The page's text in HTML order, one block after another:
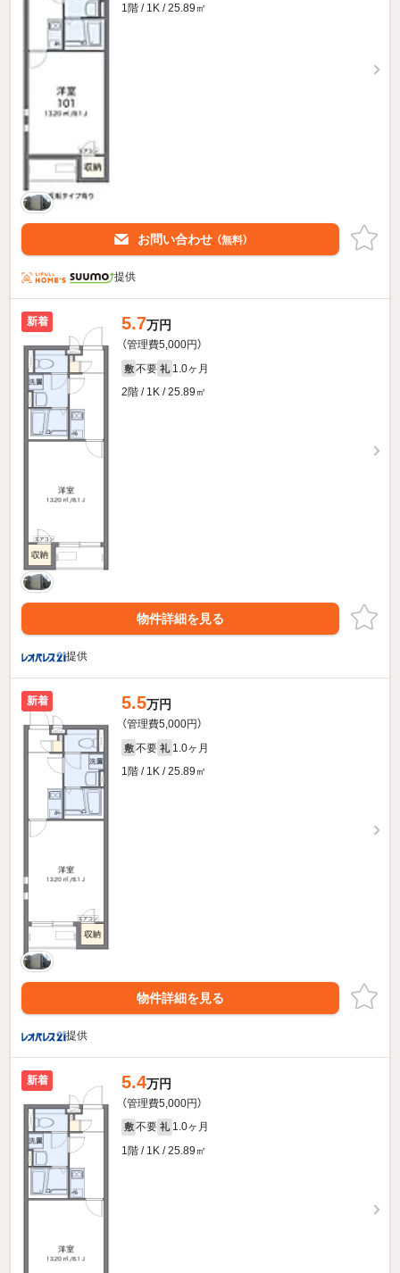
1階 / 1K / 25.89㎡
お問い合わせ （無料）
提供
新着 5.7万円
（管理費5,000円）
敷 不要 礼 1.0ヶ月
2階 / 1K / 25.89㎡
物件詳細を見る
提供
新着 5.5万円
（管理費5,000円）
敷 不要 礼 1.0ヶ月
1階 / 1K / 25.89㎡
物件詳細を見る
提供
新着 5.4万円
（管理費5,000円）
敷 不要 礼 1.0ヶ月
1階 / 1K / 25.89㎡